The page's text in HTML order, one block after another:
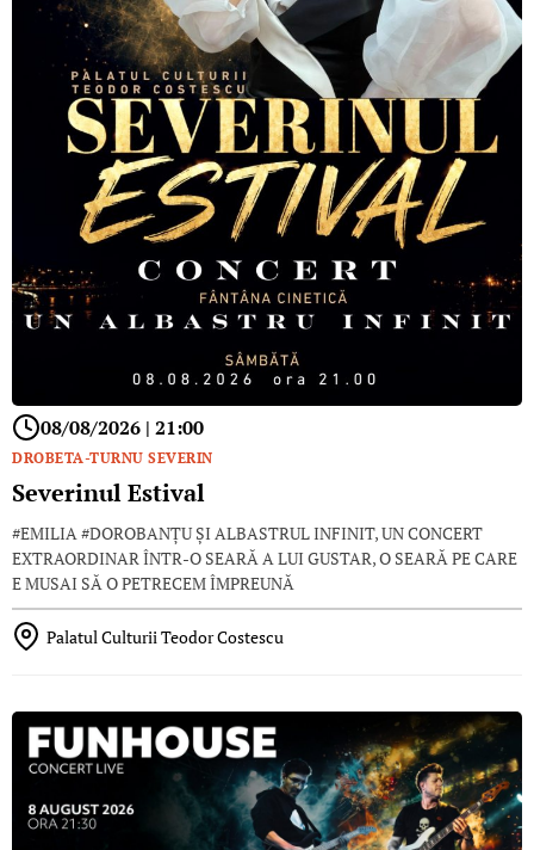
08/08/2026 | 21:00
DROBETA-TURNU SEVERIN
Severinul Estival
#EMILIA #DOROBANȚU ȘI ALBASTRUL INFINIT, UN CONCERT
EXTRAORDINAR ÎNTR-O SEARĂ A LUI GUSTAR, O SEARĂ PE CARE
E MUSAI SĂ O PETRECEM ÎMPREUNĂ
Palatul Culturii Teodor Costescu